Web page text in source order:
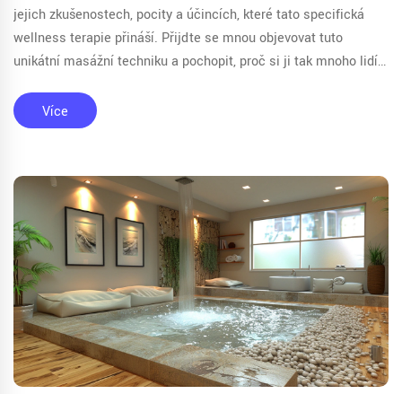
jejich zkušenostech, pocity a účincích, které tato specifická
wellness terapie přináší. Přijďte se mnou objevovat tuto
unikátní masážní techniku a pochopit, proč si ji tak mnoho lidí
se, zda je tento druh masáže pro vás ten pravý.
Více